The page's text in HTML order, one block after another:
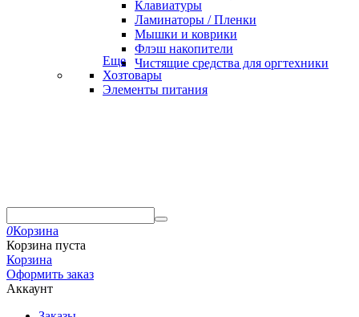
Клавиатуры
Ламинаторы / Пленки
Мышки и коврики
Флэш накопители
Чистящие средства для оргтехники
Еще
Хозтовары
Элементы питания
0Корзина
Корзина пуста
Корзина
Оформить заказ
Аккаунт